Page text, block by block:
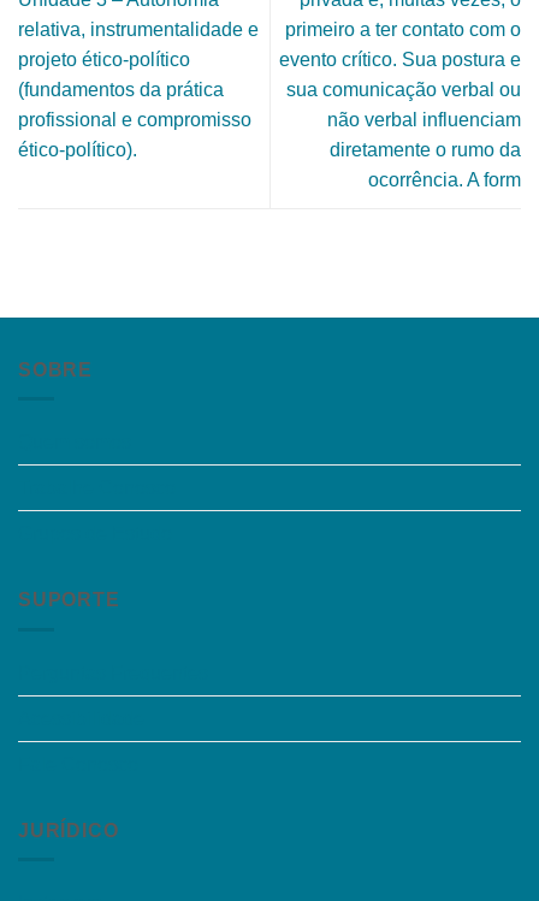
relativa, instrumentalidade e
projeto ético-político
(fundamentos da prática
profissional e compromisso
ético-político).
primeiro a ter contato com o
evento crítico. Sua postura e
sua comunicação verbal ou
não verbal influenciam
diretamente o rumo da
ocorrência. A form
SOBRE
SUPORTE
JURÍDICO